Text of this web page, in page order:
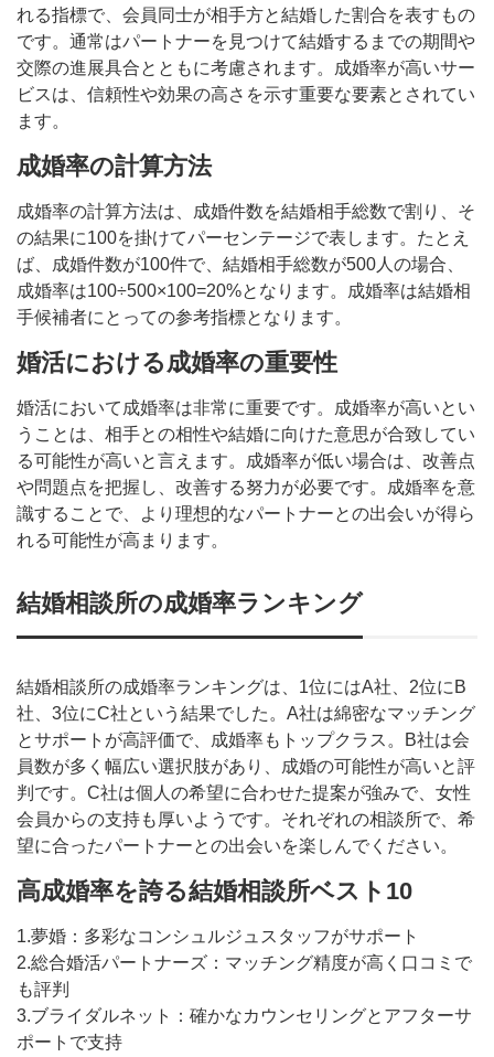
れる指標で、会員同士が相手方と結婚した割合を表すもの
です。通常はパートナーを見つけて結婚するまでの期間や
交際の進展具合とともに考慮されます。成婚率が高いサー
ビスは、信頼性や効果の高さを示す重要な要素とされてい
ます。
成婚率の計算方法
成婚率の計算方法は、成婚件数を結婚相手総数で割り、そ
の結果に100を掛けてパーセンテージで表します。たとえ
ば、成婚件数が100件で、結婚相手総数が500人の場合、
成婚率は100÷500×100=20%となります。成婚率は結婚相
手候補者にとっての参考指標となります。
婚活における成婚率の重要性
婚活において成婚率は非常に重要です。成婚率が高いとい
うことは、相手との相性や結婚に向けた意思が合致してい
る可能性が高いと言えます。成婚率が低い場合は、改善点
や問題点を把握し、改善する努力が必要です。成婚率を意
識することで、より理想的なパートナーとの出会いが得ら
れる可能性が高まります。
結婚相談所の成婚率ランキング
結婚相談所の成婚率ランキングは、1位にはA社、2位にB
社、3位にC社という結果でした。A社は綿密なマッチング
とサポートが高評価で、成婚率もトップクラス。B社は会
員数が多く幅広い選択肢があり、成婚の可能性が高いと評
判です。C社は個人の希望に合わせた提案が強みで、女性
会員からの支持も厚いようです。それぞれの相談所で、希
望に合ったパートナーとの出会いを楽しんでください。
高成婚率を誇る結婚相談所ベスト10
1.夢婚：多彩なコンシュルジュスタッフがサポート
2.総合婚活パートナーズ：マッチング精度が高く口コミで
も評判
3.ブライダルネット：確かなカウンセリングとアフターサ
ポートで支持